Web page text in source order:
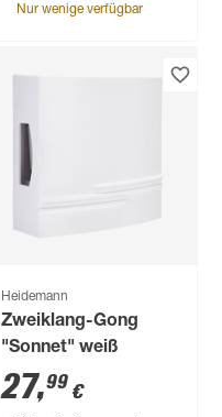
Nur wenige verfügbar
Heidemann
Zweiklang-Gong
"Sonnet" weiß
27,99 €